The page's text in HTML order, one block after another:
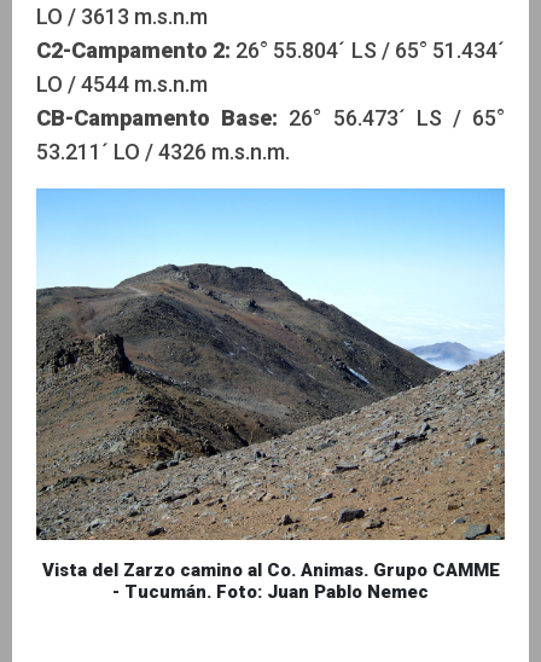
LO / 3613 m.s.n.m
C2-Campamento 2: 26° 55.804´ LS / 65° 51.434´
LO / 4544 m.s.n.m
CB-Campamento Base: 26° 56.473´ LS / 65°
53.211´ LO / 4326 m.s.n.m.
Vista del Zarzo camino al Co. Animas. Grupo CAMME
- Tucumán. Foto: Juan Pablo Nemec